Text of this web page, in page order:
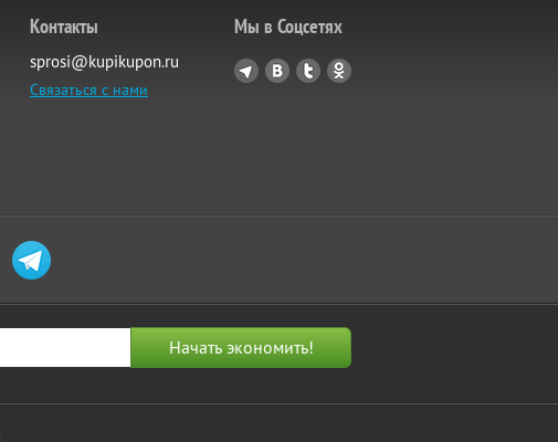
Контакты
sprosi@kupikupon.ru
Связаться с нами
Мы в Соцсетях